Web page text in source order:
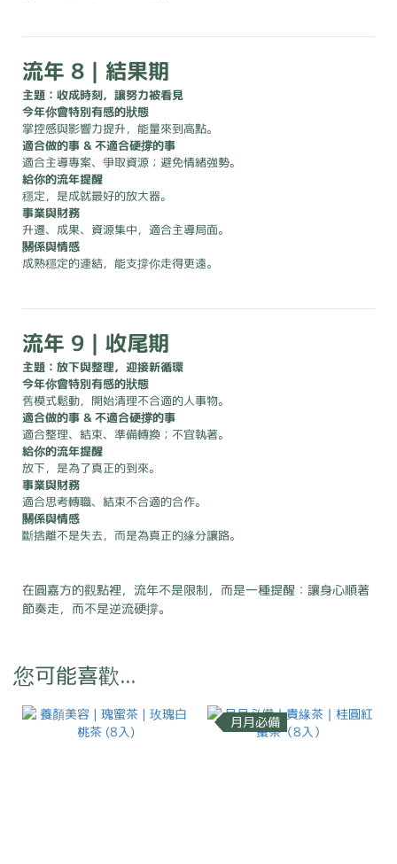
流年 8｜結果期
主題：收成時刻，讓努力被看見
今年你會特別有感的狀態
掌控感與影響力提升，能量來到高點。
適合做的事 & 不適合硬撐的事
適合主導專案、爭取資源；避免情緒強勢。
給你的流年提醒
穩定，是成就最好的放大器。
事業與財務
升遷、成果、資源集中，適合主導局面。
關係與情感
成熟穩定的連結，能支撐你走得更遠。
流年 9｜收尾期
主題：放下與整理，迎接新循環
今年你會特別有感的狀態
舊模式鬆動，開始清理不合適的人事物。
適合做的事 & 不適合硬撐的事
適合整理、結束、準備轉換；不宜執著。
給你的流年提醒
放下，是為了真正的到來。
事業與財務
適合思考轉職、結束不合適的合作。
關係與情感
斷捨離不是失去，而是為真正的緣分讓路。
在圓嘉方的觀點裡，流年不是限制，而是一種提醒：讓身心順著
節奏走，而不是逆流硬撐。
您可能喜歡...
月月必備